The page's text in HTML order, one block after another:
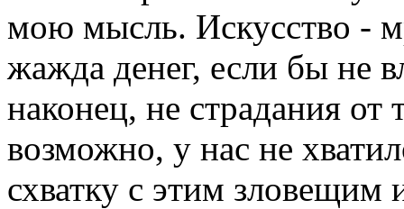
мою мысль. Искусство -
жажда денег, если бы не
наконец, не страдания от
возможно, у нас не
схватку с этим зловещим